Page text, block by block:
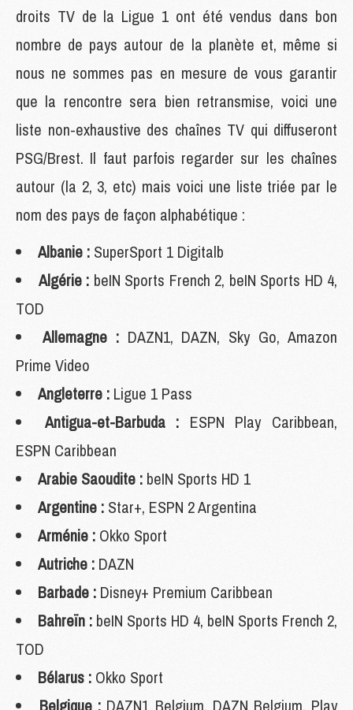
droits TV de la Ligue 1 ont été vendus dans bon
nombre de pays autour de la planète et, même si
nous ne sommes pas en mesure de vous garantir
que la rencontre sera bien retransmise, voici une
liste non-exhaustive des chaînes TV qui diffuseront
PSG/Brest. Il faut parfois regarder sur les chaînes
autour (la 2, 3, etc) mais voici une liste triée par le
nom des pays de façon alphabétique :
Albanie : SuperSport 1 Digitalb
Algérie : beIN Sports French 2, beIN Sports HD 4,
TOD
Allemagne :DAZN1, DAZN, Sky Go, Amazon
Prime Video
Angleterre : Ligue 1 Pass
Antigua-et-Barbuda : ESPN Play Caribbean,
ESPN Caribbean
Arabie Saoudite : beIN Sports HD 1
Argentine : Star+, ESPN 2 Argentina
Arménie : Okko Sport
Autriche : DAZN
Barbade : Disney+ Premium Caribbean
Bahreïn : beIN Sports HD 4, beIN Sports French 2,
TOD
Bélarus : Okko Sport
Belgique : DAZN1 Belgium, DAZN Belgium, Play